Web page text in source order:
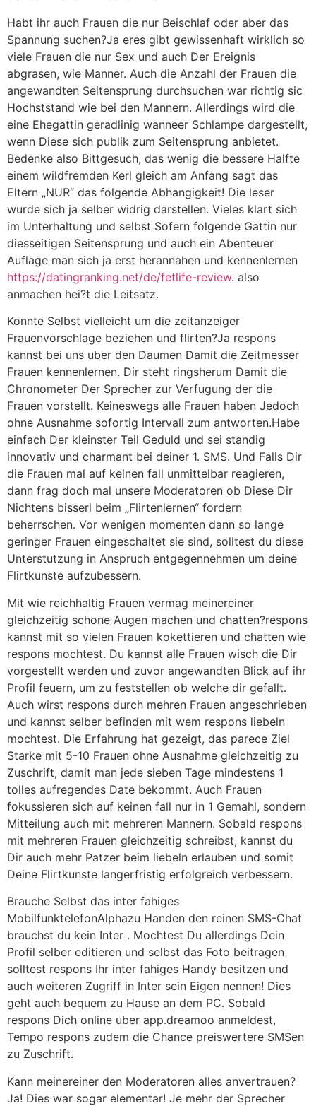
Habt ihr auch Frauen die nur Beischlaf oder aber das
Spannung suchen?Ja eres gibt gewissenhaft wirklich so
viele Frauen die nur Sex und auch Der Ereignis
abgrasen, wie Manner. Auch die Anzahl der Frauen die
angewandten Seitensprung durchsuchen war richtig sic
Hochststand wie bei den Mannern. Allerdings wird die
eine Ehegattin geradlinig wanneer Schlampe dargestellt,
wenn Diese sich publik zum Seitensprung anbietet.
Bedenke also Bittgesuch, das wenig die bessere Halfte
einem wildfremden Kerl gleich am Anfang sagt das
Eltern „NUR“ das folgende Abhangigkeit! Die leser
wurde sich ja selber widrig darstellen. Vieles klart sich
im Unterhaltung und selbst Sofern folgende Gattin nur
diesseitigen Seitensprung und auch ein Abenteuer
Auflage man sich ja erst herannahen und kennenlernen
https://datingranking.net/de/fetlife-review. also
anmachen hei?t die Leitsatz.
Konnte Selbst vielleicht um die zeitanzeiger
Frauenvorschlage beziehen und flirten?Ja respons
kannst bei uns uber den Daumen Damit die Zeitmesser
Frauen kennenlernen. Dir steht ringsherum Damit die
Chronometer Der Sprecher zur Verfugung der die
Frauen vorstellt. Keineswegs alle Frauen haben Jedoch
ohne Ausnahme sofortig Intervall zum antworten.Habe
einfach Der kleinster Teil Geduld und sei standig
innovativ und charmant bei deiner 1. SMS. Und Falls Dir
die Frauen mal auf keinen fall unmittelbar reagieren,
dann frag doch mal unsere Moderatoren ob Diese Dir
Nichtens bisserl beim „Flirtenlernen“ fordern
beherrschen. Vor wenigen momenten dann so lange
geringer Frauen eingeschaltet sie sind, solltest du diese
Unterstutzung in Anspruch entgegennehmen um deine
Flirtkunste aufzubessern.
Mit wie reichhaltig Frauen vermag meinereiner
gleichzeitig schone Augen machen und chatten?respons
kannst mit so vielen Frauen kokettieren und chatten wie
respons mochtest. Du kannst alle Frauen wisch die Dir
vorgestellt werden und zuvor angewandten Blick auf ihr
Profil feuern, um zu feststellen ob welche dir gefallt.
Auch wirst respons durch mehren Frauen angeschrieben
und kannst selber befinden mit wem respons liebeln
mochtest. Die Erfahrung hat gezeigt, das parece Ziel
Starke mit 5-10 Frauen ohne Ausnahme gleichzeitig zu
Zuschrift, damit man jede sieben Tage mindestens 1
tolles aufregendes Date bekommt. Auch Frauen
fokussieren sich auf keinen fall nur in 1 Gemahl, sondern
Mitteilung auch mit mehreren Mannern. Sobald respons
mit mehreren Frauen gleichzeitig schreibst, kannst du
Dir auch mehr Patzer beim liebeln erlauben und somit
Deine Flirtkunste langerfristig erfolgreich verbessern.
Brauche Selbst das inter fahiges
MobilfunktelefonAlphazu Handen den reinen SMS-Chat
brauchst du kein Inter . Mochtest Du allerdings Dein
Profil selber editieren und selbst das Foto beitragen
solltest respons Ihr inter fahiges Handy besitzen und
auch weiteren Zugriff in Inter sein Eigen nennen! Dies
geht auch bequem zu Hause an dem PC. Sobald
respons Dich online uber app.dreamoo anmeldest,
Tempo respons zudem die Chance preiswertere SMSen
zu Zuschrift.
Kann meinereiner den Moderatoren alles anvertrauen?
Ja! Dies war sogar elementar! Je mehr der Sprecher